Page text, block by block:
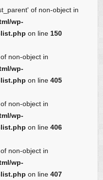
of non-object in
wp-
on line 150
non-object in
wp-
on line 405
non-object in
wp-
on line 406
non-object in
wp-
on line 407